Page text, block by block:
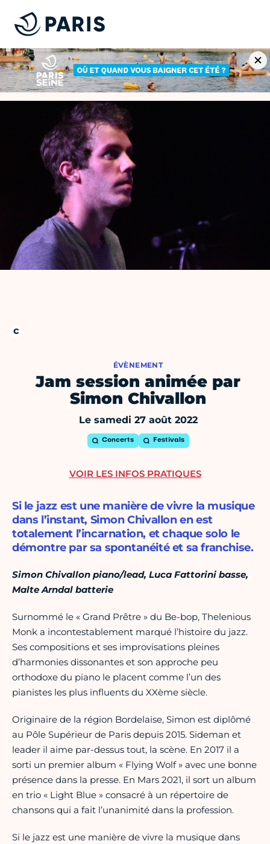
ÉVÈNEMENT
Jam session animée par
Simon Chivallon
Le samedi 27 août 2022
Concerts Festivals
Si le jazz est une manière de vivre la musique
dans l’instant, Simon Chivallon en est
totalement l’incarnation, et chaque solo le
démontre par sa spontanéité et sa franchise.
Simon Chivallon piano/lead, Luca Fattorini basse,
Malte Arndal batterie
Surnommé le « Grand Prêtre » du Be-bop, Thelenious
Monk a incontestablement marqué l’histoire du jazz.
Ses compositions et ses improvisations pleines
d’harmonies dissonantes et son approche peu
orthodoxe du piano le placent comme l’un des
pianistes les plus influents du XXème siècle.
Originaire de la région Bordelaise, Simon est diplômé
au Pôle Supérieur de Paris depuis 2015. Sideman et
leader il aime par-dessus tout, la scène. En 2017 il a
sorti un premier album « Flying Wolf » avec une bonne
présence dans la presse. En Mars 2021, il sort un album
en trio « Light Blue » consacré à un répertoire de
chansons qui a fait l’unanimité dans la profession.
Si le jazz est une manière de vivre la musique dans
VOIR LES INFOS PRATIQUES